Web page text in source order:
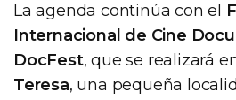
La agenda continúa con el
Internacional de Cine
DocFest, que se realizará
Teresa, una pequeña